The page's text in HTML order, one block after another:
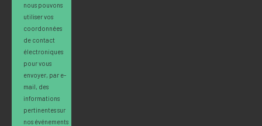
nous pouvons
utiliser vos
coordonnées
de contact
électroniques
pour vous
envoyer, par e-
mail, des
informations
pertinentes sur
nos événements